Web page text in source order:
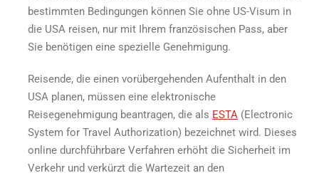
den
dieses
Dokuments
die
Reise
in
USA
bestimmten Bedingungen können Sie ohne US-Visum in
die USA reisen, nur mit Ihrem französischen Pass, aber
Sie benötigen eine spezielle Genehmigung.
Reisende, die einen vorübergehenden Aufenthalt in den
USA planen, müssen eine elektronische
Reisegenehmigung beantragen, die als ESTA (Electronic
System for Travel Authorization) bezeichnet wird. Dieses
online durchführbare Verfahren erhöht die Sicherheit im
Verkehr und verkürzt die Wartezeit an den